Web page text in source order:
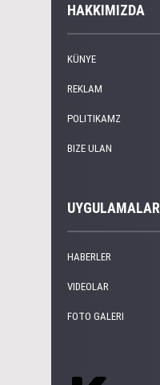
HAKKIMIZDA
KÜNYE
REKLAM
POLITIKAMZ
BIZE ULAN
UYGULAMALAR
HABERLER
VIDEOLAR
FOTO GALERI